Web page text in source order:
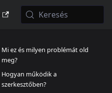
Keresés
Mi ez és milyen problémát old
meg?
Hogyan működik a
szerkesztőben?